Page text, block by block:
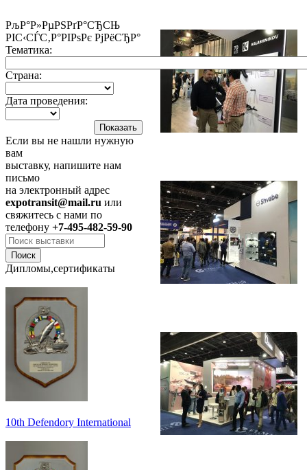
РљР°Р»РµРЅРґР°СЂСЊ
РІС‹СЃС‚Р°РІРѕРє РјРёСЂР°
Тематика:
Страна:
Дата проведения:
Если вы не нашли нужную
вам
выставку, напишите нам
письмо
на электронный адрес
expotransit@mail.ru или
свяжитесь с нами по
телефону +7-495-482-59-90
Дипломы,сертификаты
10th Defendory International